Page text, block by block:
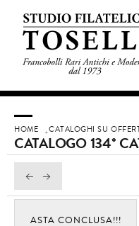
HOME CATALOGHI SU
CATALOGO 134°
ASTA CONCLUSA!!!